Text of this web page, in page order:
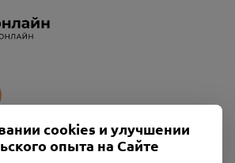
cookies и улучшении
опыта на Сайте